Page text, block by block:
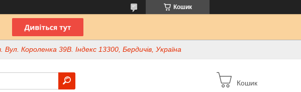
Кошик
Короленка 39В. Індекс 13300, Бердичів, Україна
Кошик